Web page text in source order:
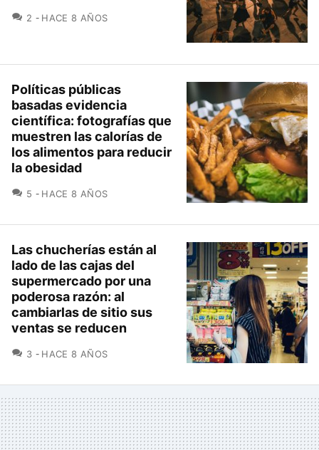
2 COMENTARIOS
HACE 8 AÑOS
Políticas públicas
basadas evidencia
científica: fotografías que
muestren las calorías de
los alimentos para reducir
la obesidad
5 COMENTARIOS
HACE 8 AÑOS
Las chucherías están al
lado de las cajas del
supermercado por una
poderosa razón: al
cambiarlas de sitio sus
ventas se reducen
3 COMENTARIOS
HACE 8 AÑOS